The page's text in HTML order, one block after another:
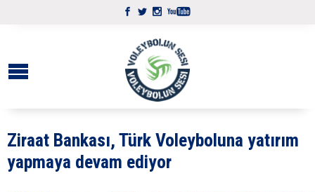
Ziraat Bankası, Türk Voleyboluna yatırım
yapmaya devam ediyor